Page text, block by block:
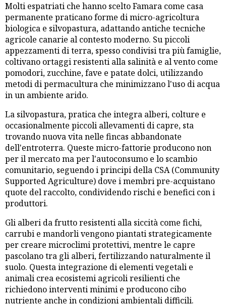
Molti espatriati che hanno scelto Famara come casa
permanente praticano forme di micro-agricoltura
biologica e silvopastura, adattando antiche tecniche
agricole canarie al contesto moderno. Su piccoli
appezzamenti di terra, spesso condivisi tra più famiglie,
coltivano ortaggi resistenti alla salinità e al vento come
pomodori, zucchine, fave e patate dolci, utilizzando
metodi di permacultura che minimizzano l'uso di acqua
in un ambiente arido.
La silvopastura, pratica che integra alberi, colture e
occasionalmente piccoli allevamenti di capre, sta
trovando nuova vita nelle fincas abbandonate
dell'entroterra. Queste micro-fattorie producono non
per il mercato ma per l'autoconsumo e lo scambio
comunitario, seguendo i principi della CSA (Community
Supported Agriculture) dove i membri pre-acquistano
quote del raccolto, condividendo rischi e benefici con i
produttori.
Gli alberi da frutto resistenti alla siccità come fichi,
carrubi e mandorli vengono piantati strategicamente
per creare microclimi protettivi, mentre le capre
pascolano tra gli alberi, fertilizzando naturalmente il
suolo. Questa integrazione di elementi vegetali e
animali crea ecosistemi agricoli resilienti che
richiedono interventi minimi e producono cibo
nutriente anche in condizioni ambientali difficili.